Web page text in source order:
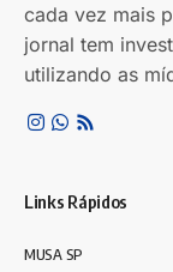
cada vez mais
jornal tem
utilizando as
Links Rápidos
MUSA SP